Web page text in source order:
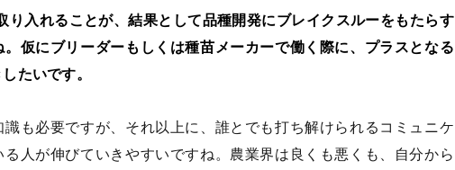
り入れることが、結果として品種開発にブレイクスルーをもたらす
仮にブリーダーもしくは種苗メーカーで働く際に、プラスとなる
たいです。
も必要ですが、それ以上に、誰とでも打ち解けられるコミュニケ
人が伸びていきやすいですね。農業界は良くも悪くも、自分から